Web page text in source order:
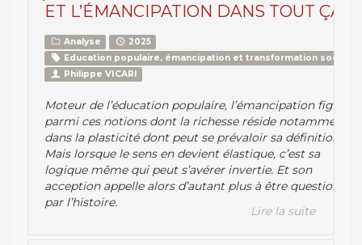
ET L’ÉMANCIPATION DANS TOUT ÇA ?
Analyse
2025
Education populaire, émancipation et transformation sociale
Philippe VICARI
Moteur de l’éducation populaire, l’émancipation figure
parmi ces notions dont la richesse réside notamment
dans la plasticité dont peut se prévaloir sa définition.
Mais lorsque le sens en devient élastique, c’est sa
logique même qui peut s’avérer invertie. Et son
acception appelle alors d’autant plus à être questionnée
par l’histoire.
Lire la suite